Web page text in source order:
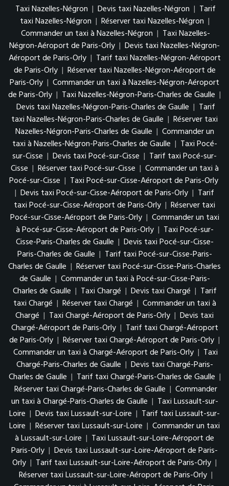
Taxi Nazelles-Négron | Devis taxi Nazelles-Négron | Tarif
taxi Nazelles-Négron | Réserver taxi Nazelles-Négron |
Commander un taxi à Nazelles-Négron | Taxi Nazelles-
Négron-Aéroport de Paris-Orly | Devis taxi Nazelles-Négron-
Aéroport de Paris-Orly | Tarif taxi Nazelles-Négron-Aéroport
de Paris-Orly | Réserver taxi Nazelles-Négron-Aéroport de
Paris-Orly | Commander un taxi à Nazelles-Négron-Aéroport
de Paris-Orly | Taxi Nazelles-Négron-Paris-Charles de Gaulle |
Devis taxi Nazelles-Négron-Paris-Charles de Gaulle | Tarif
taxi Nazelles-Négron-Paris-Charles de Gaulle | Réserver taxi
Nazelles-Négron-Paris-Charles de Gaulle | Commander un
taxi à Nazelles-Négron-Paris-Charles de Gaulle | Taxi Pocé-
sur-Cisse | Devis taxi Pocé-sur-Cisse | Tarif taxi Pocé-sur-
Cisse | Réserver taxi Pocé-sur-Cisse | Commander un taxi à
Pocé-sur-Cisse | Taxi Pocé-sur-Cisse-Aéroport de Paris-Orly
| Devis taxi Pocé-sur-Cisse-Aéroport de Paris-Orly | Tarif
taxi Pocé-sur-Cisse-Aéroport de Paris-Orly | Réserver taxi
Pocé-sur-Cisse-Aéroport de Paris-Orly | Commander un taxi
à Pocé-sur-Cisse-Aéroport de Paris-Orly | Taxi Pocé-sur-
Cisse-Paris-Charles de Gaulle | Devis taxi Pocé-sur-Cisse-
Paris-Charles de Gaulle | Tarif taxi Pocé-sur-Cisse-Paris-
Charles de Gaulle | Réserver taxi Pocé-sur-Cisse-Paris-Charles
de Gaulle | Commander un taxi à Pocé-sur-Cisse-Paris-
Charles de Gaulle | Taxi Chargé | Devis taxi Chargé | Tarif
taxi Chargé | Réserver taxi Chargé | Commander un taxi à
Chargé | Taxi Chargé-Aéroport de Paris-Orly | Devis taxi
Chargé-Aéroport de Paris-Orly | Tarif taxi Chargé-Aéroport
de Paris-Orly | Réserver taxi Chargé-Aéroport de Paris-Orly |
Commander un taxi à Chargé-Aéroport de Paris-Orly | Taxi
Chargé-Paris-Charles de Gaulle | Devis taxi Chargé-Paris-
Charles de Gaulle | Tarif taxi Chargé-Paris-Charles de Gaulle |
Réserver taxi Chargé-Paris-Charles de Gaulle | Commander
un taxi à Chargé-Paris-Charles de Gaulle | Taxi Lussault-sur-
Loire | Devis taxi Lussault-sur-Loire | Tarif taxi Lussault-sur-
Loire | Réserver taxi Lussault-sur-Loire | Commander un taxi
à Lussault-sur-Loire | Taxi Lussault-sur-Loire-Aéroport de
Paris-Orly | Devis taxi Lussault-sur-Loire-Aéroport de Paris-
Orly | Tarif taxi Lussault-sur-Loire-Aéroport de Paris-Orly |
Réserver taxi Lussault-sur-Loire-Aéroport de Paris-Orly |